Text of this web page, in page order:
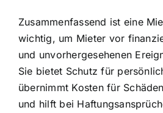
Zusammenfassend ist eine
wichtig, um Mieter vor
und unvorhergesehenen
Sie bietet Schutz für
übernimmt Kosten für
und hilft bei